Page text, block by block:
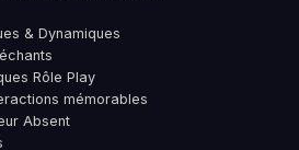
& Dynamiques
Rôle Play
mémorables
Absent